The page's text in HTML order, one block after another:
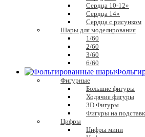
Сердца 10-12»
Сердца 14»
Сердца с рисунком
Шары для моделирования
1/60
2/60
3/60
6/60
Фигурные
Большие фигуры
Ходячие фигуры
3D Фигуры
Фигуры на
Цифры
Цифры мини